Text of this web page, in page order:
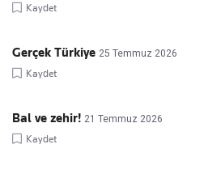
Kaydet
Gerçek Türkiye 25 Temmuz 2026
Kaydet
Bal ve zehir! 21 Temmuz 2026
Kaydet